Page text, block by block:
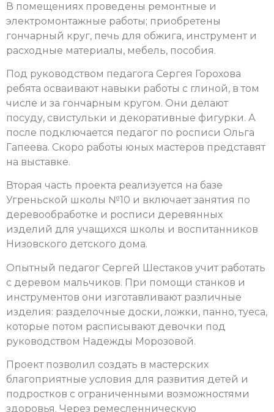
В помещениях проведены ремонтные и
электромонтажные работы; приобретены
гончарный круг, печь для обжига, инструмент и
расходные материалы, мебель, пособия.
Под руководством педагога Сергея Горохова
ребята осваивают навыки работы с глиной, в том
числе и за гончарным кругом. Они делают
посуду, свистульки и декоративные фигурки. А
после подключается педагог по росписи Ольга
Гапеева. Скоро работы юных мастеров представят
на выставке.
Вторая часть проекта реализуется на базе
Угреньской школы №10 и включает занятия по
деревообработке и росписи деревянных
изделий для учащихся школы и воспитанников
Низовского детского дома.
Опытный педагог Сергей Шестаков учит работать
с деревом мальчиков. При помощи станков и
инструментов они изготавливают различные
изделия: разделочные доски, ложки, панно, туеса,
которые потом расписывают девочки под
руководством Надежды Морозовой.
Проект позволил создать в мастерских
благоприятные условия для развития детей и
подростков с ограниченными возможностями
здоровья. Через ремесленническую